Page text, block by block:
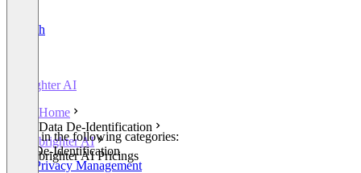
English
brighter AI
Home
Data De-Identification
brighter AI
brighter AI Pricings
Listed in the following categories:
Data De-Identification
Data Privacy Management